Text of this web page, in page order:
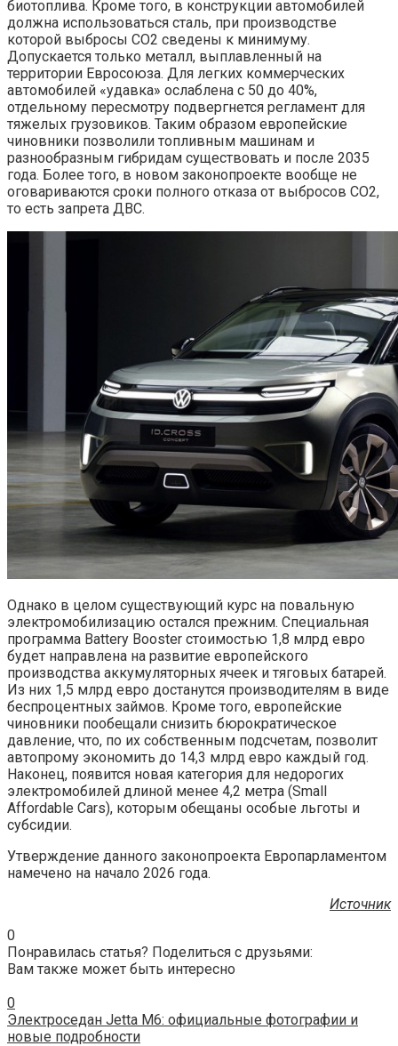
биотоплива. Кроме того, в конструкции автомобилей
должна использоваться сталь, при производстве
которой выбросы CO2 сведены к минимуму.
Допускается только металл, выплавленный на
территории Евросоюза. Для легких коммерческих
автомобилей «удавка» ослаблена с 50 до 40%,
отдельному пересмотру подвергнется регламент для
тяжелых грузовиков. Таким образом европейские
чиновники позволили топливным машинам и
разнообразным гибридам существовать и после 2035
года. Более того, в новом законопроекте вообще не
оговариваются сроки полного отказа от выбросов CO2,
то есть запрета ДВС.
Однако в целом существующий курс на повальную
электромобилизацию остался прежним. Специальная
программа Battery Booster стоимостью 1,8 млрд евро
будет направлена на развитие европейского
производства аккумуляторных ячеек и тяговых батарей.
Из них 1,5 млрд евро достанутся производителям в виде
беспроцентных займов. Кроме того, европейские
чиновники пообещали снизить бюрократическое
давление, что, по их собственным подсчетам, позволит
автопрому экономить до 14,3 млрд евро каждый год.
Наконец, появится новая категория для недорогих
электромобилей длиной менее 4,2 метра (Small
Affordable Cars), которым обещаны особые льготы и
субсидии.
Утверждение данного законопроекта Европарламентом
намечено на начало 2026 года.
Источник
0
Понравилась статья? Поделиться с друзьями:
Вам также может быть интересно
0
Электроседан Jetta M6: официальные фотографии и
новые подробности